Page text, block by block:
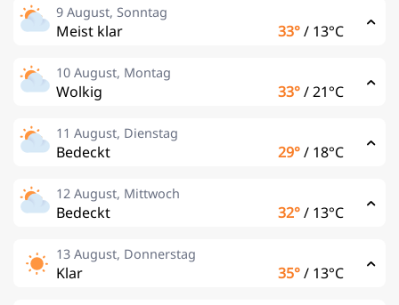
9 August, Sonntag
Meist klar 33°/ 13°C
10 August, Montag
Wolkig 33°/21°C
11 August, Dienstag
Bedeckt 29°/ 18°C
12 August, Mittwoch
Bedeckt 32°/ 13°C
13 August, Donnerstag
Klar 35°/ 13°C